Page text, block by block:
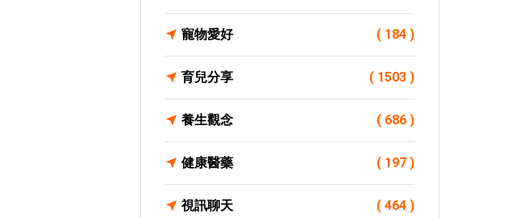
寵物愛好 ( 184 )
育兒分享 ( 1503 )
養生觀念 ( 686 )
健康醫藥 ( 197 )
視訊聊天 ( 464 )